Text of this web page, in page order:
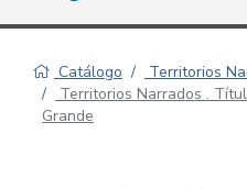
Catálogo
Territorios
Territorios Narrados .
Grande